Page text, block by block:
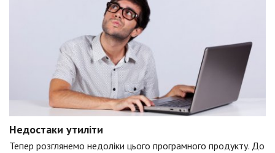
Недостаки утиліти
Тепер розглянемо недоліки цього програмного продукту. До